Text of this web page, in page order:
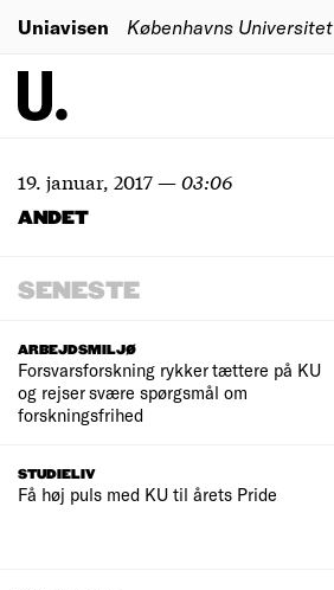
Uniavisen Københavns Universitet
19. januar, 2017—03:06
ANDET
SENESTE
ARBEJDSMILJØ
Forsvarsforskning rykker tættere på KU
og rejser svære spørgsmål om
forskningsfrihed
STUDIELIV
Få høj puls med KU til årets Pride